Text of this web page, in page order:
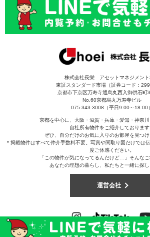
株式会社長栄 アセットマネジメント
東証スタンダード市場（証券コード：
京都市下京区万寿寺通烏丸西入御供石町
No.60京都烏丸万寿寺ビル
075-343-3008（平日9:00～18:00）
京都を中心に、大阪・滋賀・兵庫・愛知・神奈
自社所有物件をご紹介しております
ぜひ、自分だけのお気に入りのお部屋を見つけ
＊掲載物件はすべて仲介手数料不要。写真や間取り図だけでは
度ご体感ください。
「この物件が気になってるんだけど…」そんなご
あなたの理想の暮らし、私たちと一緒に探
運営会社